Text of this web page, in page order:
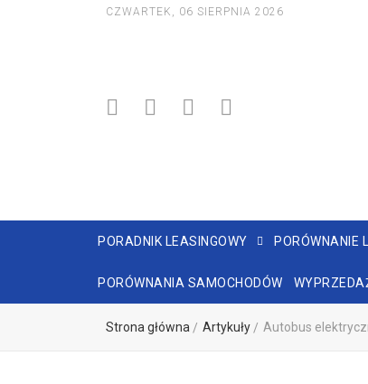
CZWARTEK, 06 SIERPNIA 2026
PORADNIK LEASINGOWY PORÓWNANIE
PORÓWNANIA SAMOCHODÓW
Strona główna Artykuły Autobus